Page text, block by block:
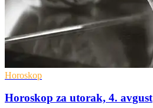
Horoskop
Horoskop za utorak, 4. avgust